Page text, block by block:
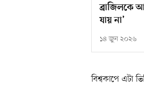
ব্রাজিলকে
যায় না’
১৪ জুন ২০২৬
বিশ্বকাপে এটা